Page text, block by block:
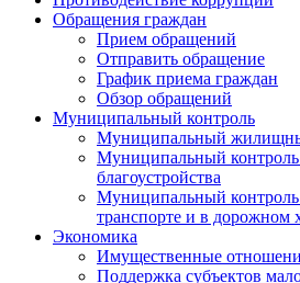
Обращения граждан
Прием обращений
Отправить обращение
График приема граждан
Обзор обращений
Муниципальный контроль
Муниципальный
Муниципальный контроль
благоустройства
Муниципальный
транспорте и в дорожном
Экономика
Имущественные
Поддержка субъектов